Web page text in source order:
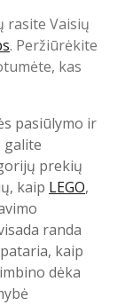
rasite Vaisių
. Peržiūrėkite
kas
pasiūlymo ir
galite
prekių
kaip LEGO,
randa
kaip
dėka